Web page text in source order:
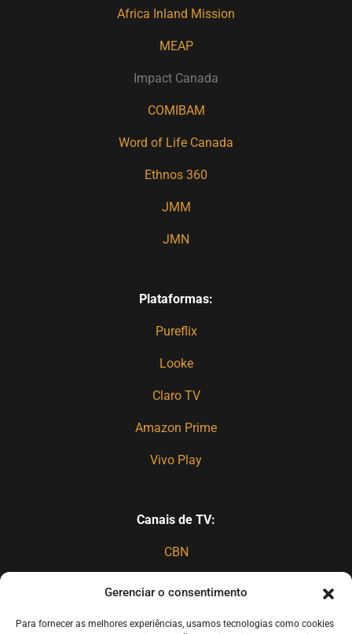
Gerenciar o consentimento
Para fornecer as melhores experiências, usamos tecnologias como cookies
Africa Inland Mission
MEAP
Impact Canada
COMIBAM
Word of Life Canada
Ethnos 360
JMM
JMN
Plataformas:
Pureflix
Looke
Claro TV
Amazon Prime
Vivo Play
Canais de TV:
CBN
Canal 27 (spanish)